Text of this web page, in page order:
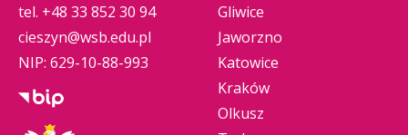
tel. +48 33 852 30 94
cieszyn@wsb.edu.pl
NIP: 629-10-88-993
Gliwice
Jaworzno
Katowice
Kraków
Olkusz